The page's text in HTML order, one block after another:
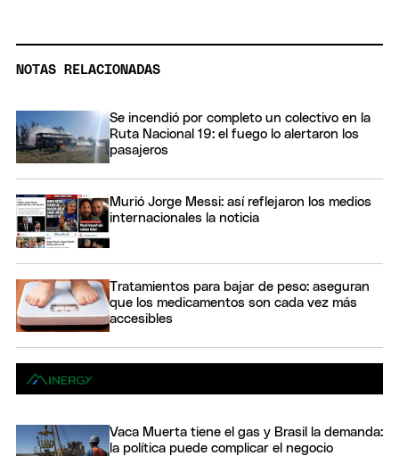
NOTAS RELACIONADAS
Se incendió por completo un colectivo en la
Ruta Nacional 19: el fuego lo alertaron los
pasajeros
Murió Jorge Messi: así reflejaron los medios
internacionales la noticia
Tratamientos para bajar de peso: aseguran
que los medicamentos son cada vez más
accesibles
Vaca Muerta tiene el gas y Brasil la demanda:
la política puede complicar el negocio